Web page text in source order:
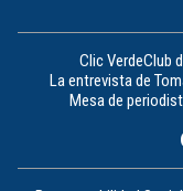
Clic VerdeClub
La entrevista de
Mesa de